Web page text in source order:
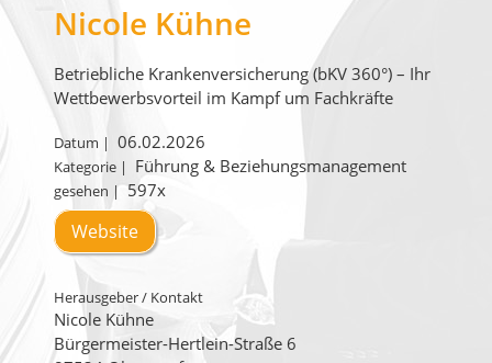
Nicole Kühne
Betriebliche Krankenversicherung (bKV 360°) – Ihr
Wettbewerbsvorteil im Kampf um Fachkräfte
Datum | 06.02.2026
Kategorie | Führung & Beziehungsmanagement
gesehen | 597x
Website
Herausgeber / Kontakt
Nicole Kühne
Bürgermeister-Hertlein-Straße 6